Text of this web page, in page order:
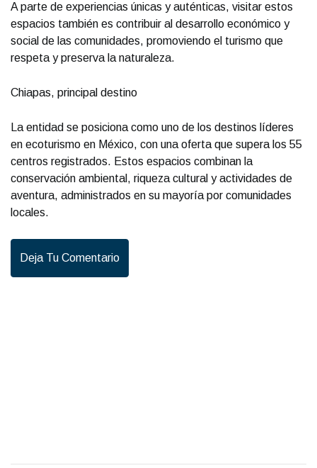
A parte de experiencias únicas y auténticas, visitar estos
espacios también es contribuir al desarrollo económico y
social de las comunidades, promoviendo el turismo que
respeta y preserva la naturaleza.
Chiapas, principal destino
La entidad se posiciona como uno de los destinos líderes
en ecoturismo en México, con una oferta que supera los 55
centros registrados. Estos espacios combinan la
conservación ambiental, riqueza cultural y actividades de
aventura, administrados en su mayoría por comunidades
locales.
Deja Tu Comentario